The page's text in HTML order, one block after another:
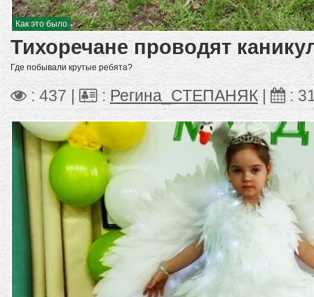
Как это было
Тихоречане проводят
Где побывали крутые ребята?
: 437 | : Регина_СТЕПАНЯК :